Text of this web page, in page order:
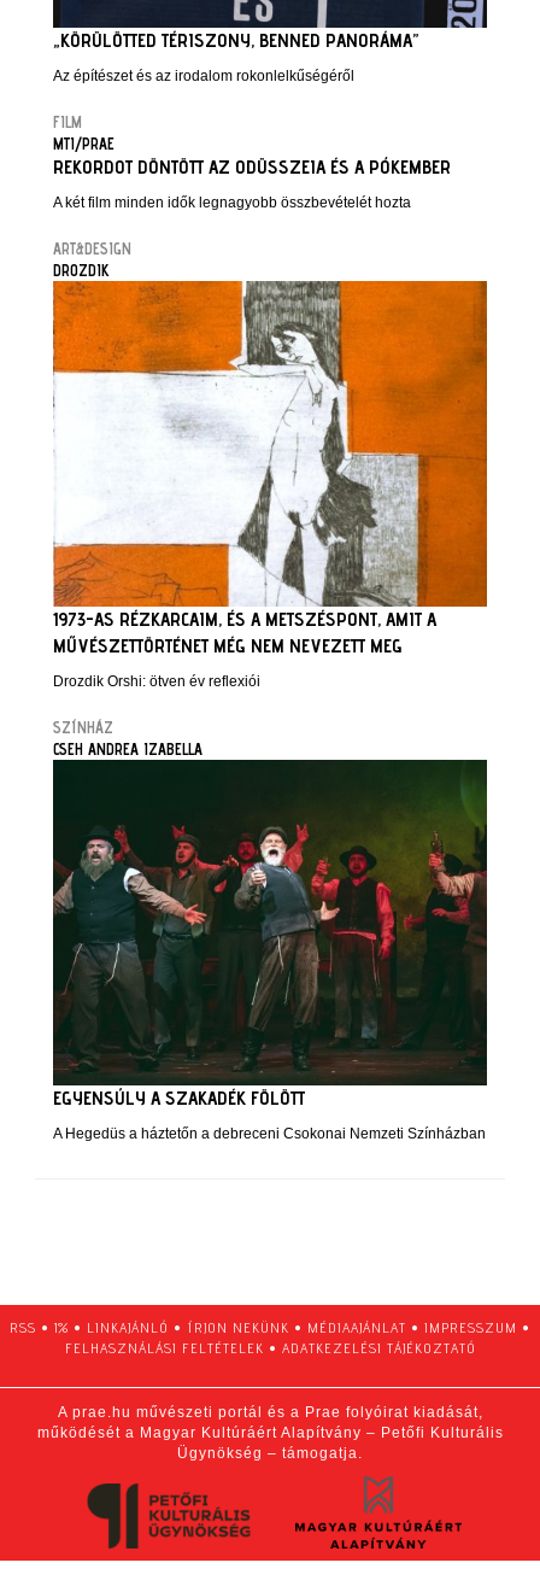
„KÖRÜLÖTTED TÉRISZONY, BENNED PANORÁMA”
Az építészet és az irodalom rokonlelkűségéről
FILM
MTI/PRAE
REKORDOT DÖNTÖTT AZ ODÜSSZEIA ÉS A PÓKEMBER
A két film minden idők legnagyobb összbevételét hozta
ART&DESIGN
DROZDIK
1973-AS RÉZKARCAIM, ÉS A METSZÉSPONT, AMIT A
MŰVÉSZETTÖRTÉNET MÉG NEM NEVEZETT MEG
Drozdik Orshi: ötven év reflexiói
SZÍNHÁZ
CSEH ANDREA IZABELLA
EGYENSÚLY A SZAKADÉK FÖLÖTT
A Hegedüs a háztetőn a debreceni Csokonai Nemzeti Színházban
RSS • 1% • LINKAJÁNLÓ • ÍRJON NEKÜNK • MÉDIAAJÁNLAT • IMPRESSZUM •
FELHASZNÁLÁSI FELTÉTELEK • ADATKEZELÉSI TÁJÉKOZTATÓ
A prae.hu művészeti portál és a Prae folyóirat kiadását,
működését a Magyar Kultúráért Alapítvány – Petőfi Kulturális
Ügynökség – támogatja.